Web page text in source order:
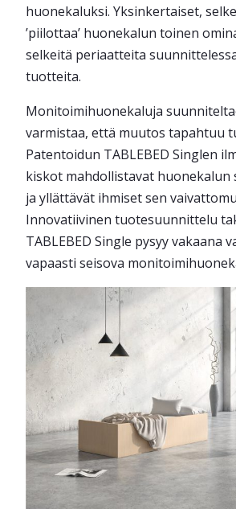
huonekaluksi. Yksinkertaiset,
’piilottaa’ huonekalun toinen
selkeitä periaatteita
tuotteita.
Monitoimihuonekaluja
varmistaa, että muutos tapahtuu
Patentoidun TABLEBED Singlen
kiskot mahdollistavat huonekalun
ja yllättävät ihmiset sen
Innovatiivinen tuotesuunnittelu
TABLEBED Single pysyy vakaana
vapaasti seisova